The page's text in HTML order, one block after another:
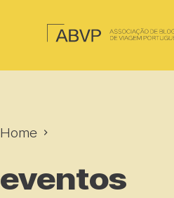
Home
eventos